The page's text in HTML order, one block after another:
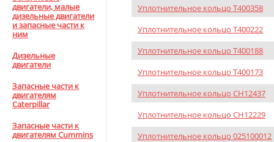
двигатели, малые
дизельные двигатели
и запасные части к
ним
Дизельные
двигатели
Запасные части к
двигателям
Caterpillar
Запасные части к
двигателям Cummins
Уплотнительное кольцо T400358
Уплотнительное кольцо T400222
Уплотнительное кольцо T400188
Уплотнительное кольцо T400173
Уплотнительное кольцо CH12437
Уплотнительное кольцо CH12229
Уплотнительное кольцо 025100012